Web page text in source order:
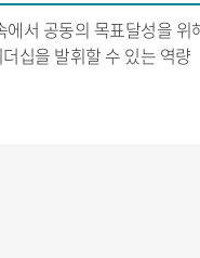
서 공동의 목표달성을 위
십을 발휘할 수 있는 역량